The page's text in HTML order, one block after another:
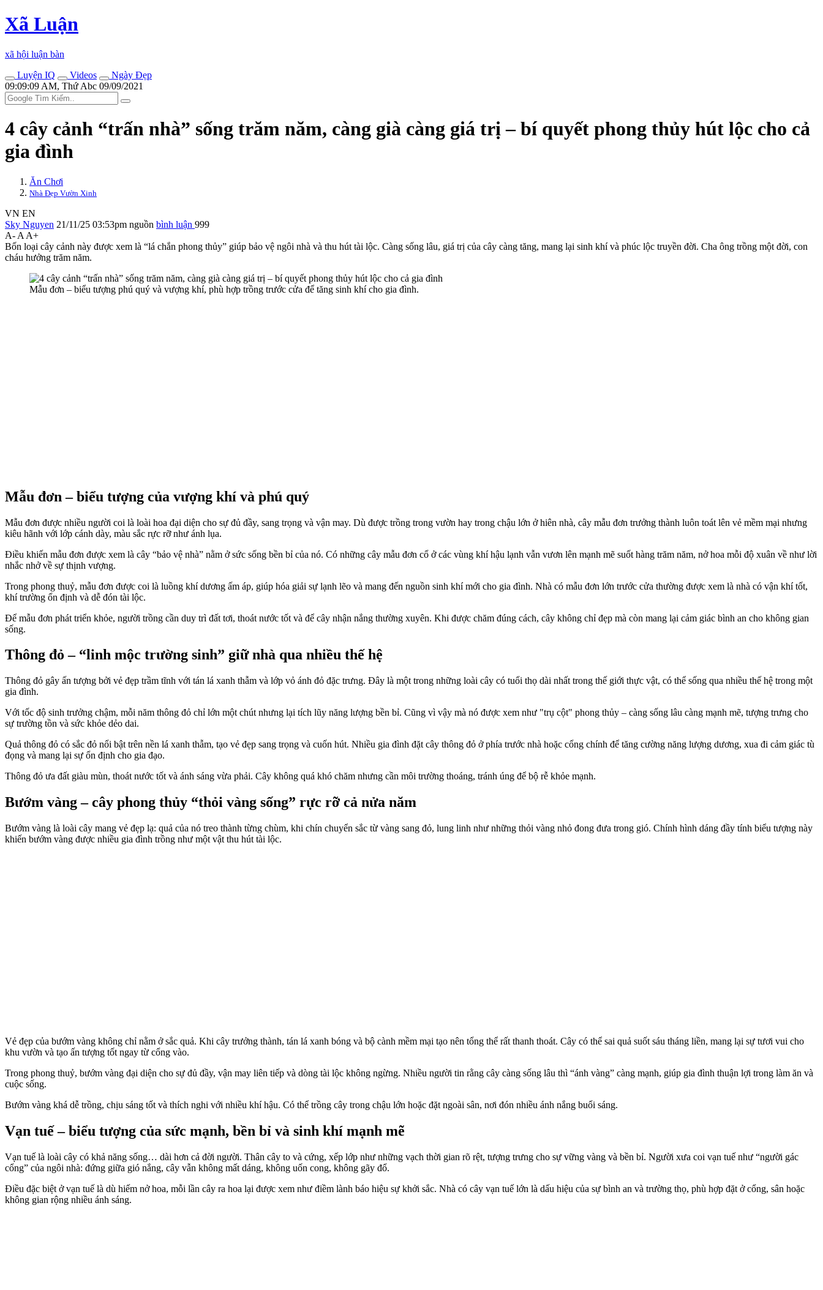
Xã Luận
xã hội luận bàn
Luyện IQ
Videos
Ngày Đẹp
09:09:09 AM, Thứ Abc 09/09/2021
4 cây cảnh “trấn nhà” sống trăm năm, càng già càng giá trị – bí quyết phong thủy hút lộc cho cả
gia đình
Ăn Chơi
Nhà Đẹp Vườn Xinh
VN EN
Sky Nguyen 21/11/25 03:53pm nguồn bình luận 999
A- A A+
Bốn loại cây cảnh này được xem là “lá chắn phong thủy” giúp bảo vệ ngôi nhà và thu hút tài lộc. Càng sống lâu, giá trị của cây càng tăng, mang lại sinh khí và phúc lộc truyền đời. Cha ông trồng một đời, con
cháu hưởng trăm năm.
Mẫu đơn – biểu tượng phú quý và vượng khí, phù hợp trồng trước cửa để tăng sinh khí cho gia đình.
Mẫu đơn – biểu tượng của vượng khí và phú quý
Mẫu đơn được nhiều người coi là loài hoa đại diện cho sự đủ đầy, sang trọng và vận may. Dù được trồng trong vườn hay trong chậu lớn ở hiên nhà, cây mẫu đơn trưởng thành luôn toát lên vẻ mềm mại nhưng
kiêu hãnh với lớp cánh dày, màu sắc rực rỡ như ánh lụa.
Điều khiến mẫu đơn được xem là cây “bảo vệ nhà” nằm ở sức sống bền bỉ của nó. Có những cây mẫu đơn cổ ở các vùng khí hậu lạnh vẫn vươn lên mạnh mẽ suốt hàng trăm năm, nở hoa mỗi độ xuân về như lời
nhắc nhở về sự thịnh vượng.
Trong phong thuỷ, mẫu đơn được coi là luồng khí dương ấm áp, giúp hóa giải sự lạnh lẽo và mang đến nguồn sinh khí mới cho gia đình. Nhà có mẫu đơn lớn trước cửa thường được xem là nhà có vận khí tốt,
khí trường ổn định và dễ đón tài lộc.
Để mẫu đơn phát triển khỏe, người trồng cần duy trì đất tơi, thoát nước tốt và để cây nhận nắng thường xuyên. Khi được chăm đúng cách, cây không chỉ đẹp mà còn mang lại cảm giác bình an cho không gian
sống.
Thông đỏ – “linh mộc trường sinh” giữ nhà qua nhiều thế hệ
Thông đỏ gây ấn tượng bởi vẻ đẹp trầm tĩnh với tán lá xanh thẫm và lớp vỏ ánh đỏ đặc trưng. Đây là một trong những loài cây có tuổi thọ dài nhất trong thế giới thực vật, có thể sống qua nhiều thế hệ trong một
gia đình.
Với tốc độ sinh trưởng chậm, mỗi năm thông đỏ chỉ lớn một chút nhưng lại tích lũy năng lượng bền bỉ. Cũng vì vậy mà nó được xem như "trụ cột" phong thủy – càng sống lâu càng mạnh mẽ, tượng trưng cho
sự trường tồn và sức khỏe dẻo dai.
Quả thông đỏ có sắc đỏ nổi bật trên nền lá xanh thẫm, tạo vẻ đẹp sang trọng và cuốn hút. Nhiều gia đình đặt cây thông đỏ ở phía trước nhà hoặc cổng chính để tăng cường năng lượng dương, xua đi cảm giác tù
đọng và mang lại sự ổn định cho gia đạo.
Thông đỏ ưa đất giàu mùn, thoát nước tốt và ánh sáng vừa phải. Cây không quá khó chăm nhưng cần môi trường thoáng, tránh úng để bộ rễ khỏe mạnh.
Bướm vàng – cây phong thủy “thỏi vàng sống” rực rỡ cả nửa năm
Bướm vàng là loài cây mang vẻ đẹp lạ: quả của nó treo thành từng chùm, khi chín chuyển sắc từ vàng sang đỏ, lung linh như những thỏi vàng nhỏ đong đưa trong gió. Chính hình dáng đầy tính biểu tượng này
khiến bướm vàng được nhiều gia đình trồng như một vật thu hút tài lộc.
Vẻ đẹp của bướm vàng không chỉ nằm ở sắc quả. Khi cây trưởng thành, tán lá xanh bóng và bộ cành mềm mại tạo nên tổng thể rất thanh thoát. Cây có thể sai quả suốt sáu tháng liền, mang lại sự tươi vui cho
khu vườn và tạo ấn tượng tốt ngay từ cổng vào.
Trong phong thuỷ, bướm vàng đại diện cho sự đủ đầy, vận may liên tiếp và dòng tài lộc không ngừng. Nhiều người tin rằng cây càng sống lâu thì “ánh vàng” càng mạnh, giúp gia đình thuận lợi trong làm ăn và
cuộc sống.
Bướm vàng khá dễ trồng, chịu sáng tốt và thích nghi với nhiều khí hậu. Có thể trồng cây trong chậu lớn hoặc đặt ngoài sân, nơi đón nhiều ánh nắng buổi sáng.
Vạn tuế – biểu tượng của sức mạnh, bền bỉ và sinh khí mạnh mẽ
Vạn tuế là loài cây có khả năng sống… dài hơn cả đời người. Thân cây to và cứng, xếp lớp như những vạch thời gian rõ rệt, tượng trưng cho sự vững vàng và bền bỉ. Người xưa coi vạn tuế như “người gác
cổng” của ngôi nhà: đứng giữa gió nắng, cây vẫn không mất dáng, không uốn cong, không gãy đổ.
Điều đặc biệt ở vạn tuế là dù hiếm nở hoa, mỗi lần cây ra hoa lại được xem như điềm lành báo hiệu sự khởi sắc. Nhà có cây vạn tuế lớn là dấu hiệu của sự bình an và trường thọ, phù hợp đặt ở cổng, sân hoặc
không gian rộng nhiều ánh sáng.